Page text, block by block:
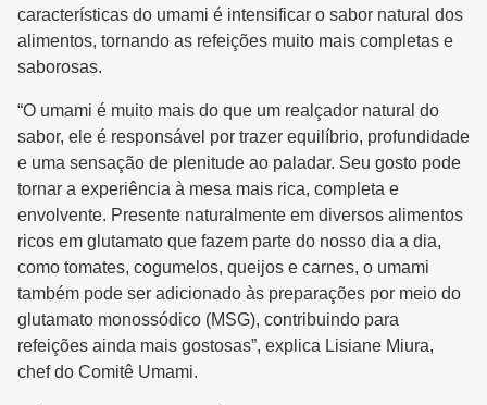
características do umami é intensificar o sabor natural dos
alimentos, tornando as refeições muito mais completas e
saborosas.
“O umami é muito mais do que um realçador natural do
sabor, ele é responsável por trazer equilíbrio, profundidade
e uma sensação de plenitude ao paladar. Seu gosto pode
tornar a experiência à mesa mais rica, completa e
envolvente. Presente naturalmente em diversos alimentos
ricos em glutamato que fazem parte do nosso dia a dia,
como tomates, cogumelos, queijos e carnes, o umami
também pode ser adicionado às preparações por meio do
glutamato monossódico (MSG), contribuindo para
refeições ainda mais gostosas”, explica Lisiane Miura,
chef do Comitê Umami.